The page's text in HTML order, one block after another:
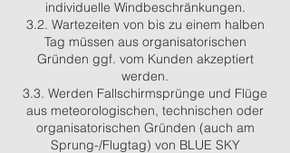
individuelle Windbeschränkungen.
3.2. Wartezeiten von bis zu einem halben
Tag müssen aus organisatorischen
Gründen ggf. vom Kunden akzeptiert
werden.
3.3. Werden Fallschirmsprünge und Flüge
aus meteorologischen, technischen oder
organisatorischen Gründen (auch am
Sprung-/Flugtag) von BLUE SKY